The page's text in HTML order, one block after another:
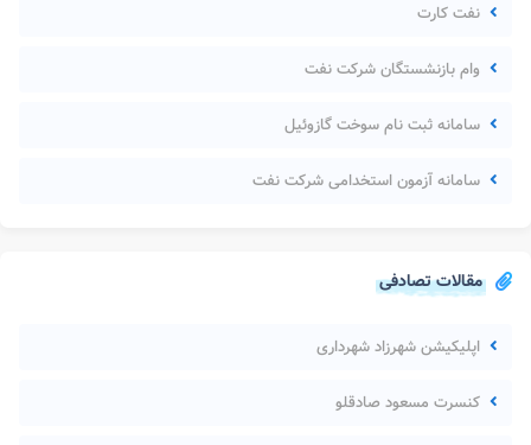
نفت کارت
وام بازنشستگان شرکت نفت
سامانه ثبت نام سوخت گازوئیل
سامانه آزمون استخدامی شرکت نفت
مقالات تصادفی
اپلیکیشن شهرزاد شهرداری
کنسرت مسعود صادقلو